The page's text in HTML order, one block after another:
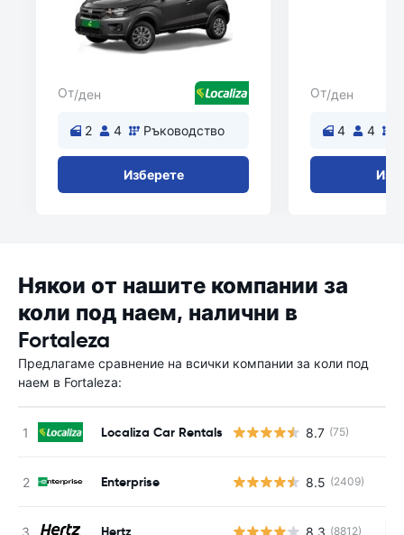
От/ден
2 4 Ръководство
Изберете
От/ден
4 4
Някои от нашите компании за
коли под наем, налични в
Fortaleza
Предлагаме сравнение на всички компании за коли под
наем в Fortaleza:
Localiza Car Rentals 8.7 (75)
Enterprise 8.5 (2409)
Hertz 8.3 (8812)